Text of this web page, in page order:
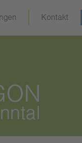
Kontakt